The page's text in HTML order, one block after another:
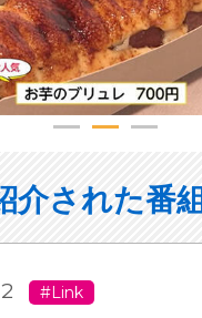
介された番組
#Link